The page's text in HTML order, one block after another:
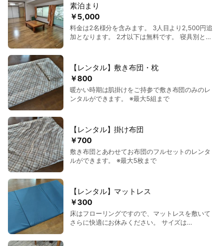
￥5,000
素泊まり
料金は2名様分を含みます。 3人目より2,500円追
加となります。 2才以下は無料です。 寝具別とな
す。 BBQもできます。
￥800
【レンタル】敷き布団・枕
暖かい時期は肌掛けをご持参で敷き布団のみのレ
ンタルができます。 ※最大5組まで
￥700
【レンタル】掛け布団
敷き布団とあわせてお布団のフルセットのレンタ
ルができます。 ※最大5枚まで
￥300
【レンタル】マットレス
床はフローリングですので、マットレスを敷いて
さらに快適にお休みください。 サイズは